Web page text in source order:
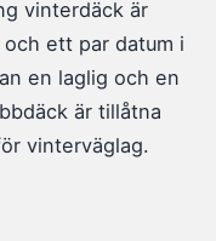
vinterdäck är
ett par datum i
en laglig och en
är tillåtna
vinterväglag.